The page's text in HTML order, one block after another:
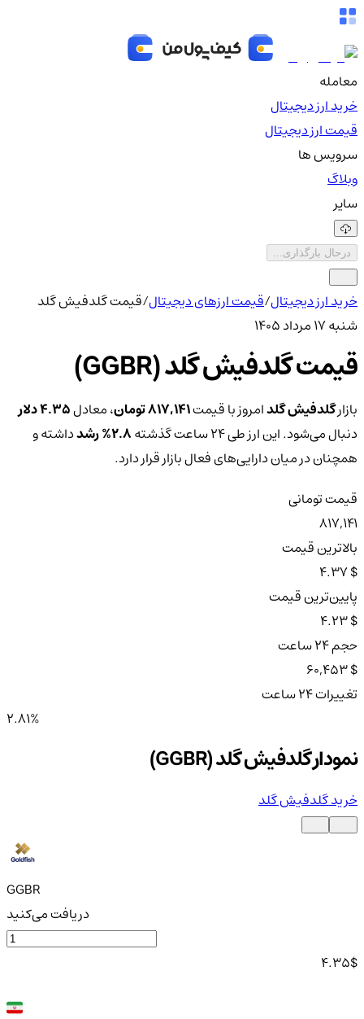
معامله
خرید ارز دیجیتال
قیمت ارز دیجیتال
سرویس ها
وبلاگ
سایر
درحال بارگذاری...
خرید ارز دیجیتال/قیمت ارزهای دیجیتال/قیمت گلدفیش گلد
شنبه ۱۷ مرداد ۱۴۰۵
قیمت گلدفیش گلد (GGBR)
بازارگلدفیش گلدامروز با قیمت817,141 تومان ، معادل4.35 دلار
دنبال می‌شود. این ارز طی ۲۴ ساعت گذشته
2.8% رشدداشته و
همچنان در میان دارایی‌های فعال بازار قرار دارد.
قیمت تومانی
817,141
بالاترین قیمت
$ 4.37
پایین‌ترین قیمت
$ 4.23
حجم ۲۴ ساعت
$ 60,453
تغییرات ۲۴ ساعت
2.81%
نمودار گلدفیش گلد (GGBR)
خرید گلدفیش گلد
GGBR
دریافت می‌کنید
4.35$